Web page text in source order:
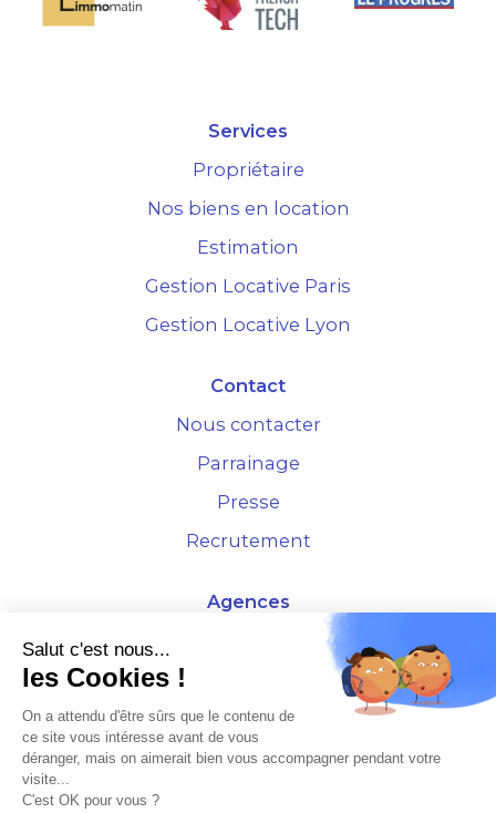
Services
Propriétaire
Nos biens en location
Estimation
Gestion Locative Paris
Gestion Locative Lyon
Contact
Nous contacter
Parrainage
Presse
Recrutement
Agences
4 Rue de la Bourse - 69001 Lyon
10 rue d'Austerlitz - 75012 Paris
À L'HORIZON 2025
Salut c'est nous...
les Cookies !
On a attendu d'être sûrs que le contenu de
ce site vous intéresse avant de vous
déranger, mais on aimerait bien vous accompagner pendant votre
visite...
C'est OK pour vous ?